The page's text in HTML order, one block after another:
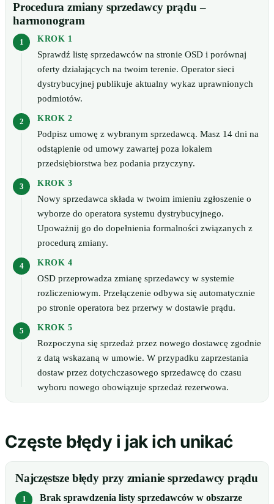
Procedura zmiany sprzedawcy prądu –
harmonogram
KROK 1
Sprawdź listę sprzedawców na stronie OSD i porównaj
oferty działających na twoim terenie. Operator sieci
dystrybucyjnej publikuje aktualny wykaz uprawnionych
podmiotów.
KROK 2
Podpisz umowę z wybranym sprzedawcą. Masz 14 dni na
odstąpienie od umowy zawartej poza lokalem
przedsiębiorstwa bez podania przyczyny.
KROK 3
Nowy sprzedawca składa w twoim imieniu zgłoszenie o
wyborze do operatora systemu dystrybucyjnego.
Upoważnij go do dopełnienia formalności związanych z
procedurą zmiany.
KROK 4
OSD przeprowadza zmianę sprzedawcy w systemie
rozliczeniowym. Przełączenie odbywa się automatycznie
po stronie operatora bez przerwy w dostawie prądu.
KROK 5
Rozpoczyna się sprzedaż przez nowego dostawcę zgodnie
z datą wskazaną w umowie. W przypadku zaprzestania
dostaw przez dotychczasowego sprzedawcę do czasu
wyboru nowego obowiązuje sprzedaż rezerwowa.
Częste błędy i jak ich unikać
Najczęstsze błędy przy zmianie sprzedawcy prądu
Brak sprawdzenia listy sprzedawców w obszarze